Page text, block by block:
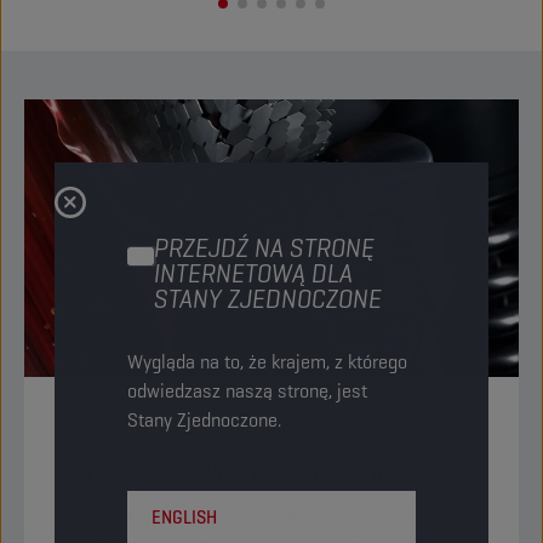
PRZEJDŹ NA STRONĘ
INTERNETOWĄ DLA
STANY ZJEDNOCZONE
Wygląda na to, że krajem, z którego
odwiedzasz naszą stronę, jest
Stany Zjednoczone.
ENGLISH
TECHNOLOGIA
Środki smarne Champion zostały opracowane z